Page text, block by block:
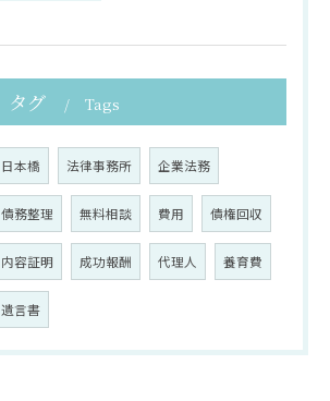
タグ Tags
日本橋 法律事務所 企業法務
債務整理 無料相談 費用 債権回収
内容証明 成功報酬 代理人 養育費
遺言書